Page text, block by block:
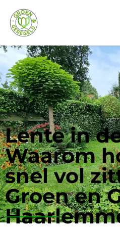
Lente in
Waarom
snel vol
Groen en